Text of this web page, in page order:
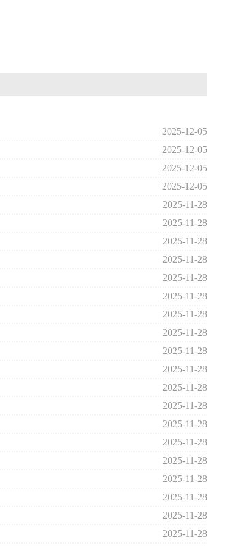
2025-12-05
2025-12-05
2025-12-05
2025-12-05
2025-11-28
2025-11-28
2025-11-28
2025-11-28
2025-11-28
2025-11-28
2025-11-28
2025-11-28
2025-11-28
2025-11-28
2025-11-28
2025-11-28
2025-11-28
2025-11-28
2025-11-28
2025-11-28
2025-11-28
2025-11-28
2025-11-28